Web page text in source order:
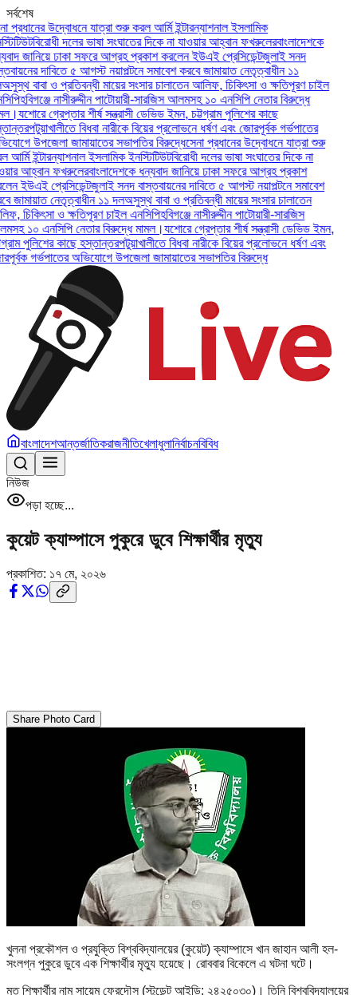
সর্বশেষ
উদ্বোধনে যাত্রা শুরু করল আর্মি ইন্টারন্যাশনাল ইসলামিক
বিরোধী দলের ভাষা সংঘাতের দিকে না যাওয়ার আহ্বান ফখরুলেরবাংলাদেশকে
জানিয়ে ঢাকা সফরে আগ্রহ প্রকাশ করলেন ইউএই প্রেসিডেন্টজুলাই সনদ
দাবিতে ৫ আগস্ট নয়াপল্টনে সমাবেশ করবে জামায়াত নেতৃত্বাধীন ১১
বাবা ও প্রতিবন্ধী মায়ের সংসার চালাতেন আলিফ, চিকিৎসা ও ক্ষতিপূরণ চাইল
হবিগঞ্জে নাসীরুদ্দীন পাটোয়ারী-সারজিস আলমসহ ১০ এনসিপি নেতার বিরুদ্ধে
যশোরে গ্রেপ্তার শীর্ষ সন্ত্রাসী ডেভিড ইমন, চট্টগ্রাম পুলিশের কাছে
পটুয়াখালীতে বিধবা নারীকে বিয়ের প্রলোভনে ধর্ষণ এবং জোরপূর্বক গর্ভপাতের
উপজেলা জামায়াতের সভাপতির বিরুদ্ধেসেনা প্রধানের উদ্বোধনে যাত্রা শুরু
ইন্টারন্যাশনাল ইসলামিক ইনস্টিটিউটবিরোধী দলের ভাষা সংঘাতের দিকে না
আহ্বান ফখরুলেরবাংলাদেশকে ধন্যবাদ জানিয়ে ঢাকা সফরে আগ্রহ প্রকাশ
ইউএই প্রেসিডেন্টজুলাই সনদ বাস্তবায়নের দাবিতে ৫ আগস্ট নয়াপল্টনে সমাবেশ
নেতৃত্বাধীন ১১ দলঅসুস্থ বাবা ও প্রতিবন্ধী মায়ের সংসার চালাতেন
চিকিৎসা ও ক্ষতিপূরণ চাইল এনসিপিহবিগঞ্জে নাসীরুদ্দীন পাটোয়ারী-সারজিস
১০ এনসিপি নেতার বিরুদ্ধে মামল।যশোরে গ্রেপ্তার শীর্ষ সন্ত্রাসী ডেভিড ইমন,
পুলিশের কাছে হস্তান্তরপটুয়াখালীতে বিধবা নারীকে বিয়ের প্রলোভনে ধর্ষণ এবং
গর্ভপাতের অভিযোগে উপজেলা জামায়াতের সভাপতির বিরুদ্ধে
বাংলাদেশআন্তর্জাতিকরাজনীতিখেলাধুলানির্বাচনবিবিধ
নিউজ
পড়া হচ্ছে...
কুয়েট ক্যাম্পাসে পুকুরে ডুবে শিক্ষার্থীর মৃত্যু
প্রকাশিত: ১৭ মে, ২০২৬
Share Photo Card
খুলনা প্রকৌশল ও প্রযুক্তি বিশ্ববিদ্যালয়ের (কুয়েট) ক্যাম্পাসে খান জাহান আলী হল-
সংলগ্ন পুকুরে ডুবে এক শিক্ষার্থীর মৃত্যু হয়েছে। রোববার বিকেলে এ ঘটনা ঘটে।
মৃত শিক্ষার্থীর নাম সায়েম ফেরদৌস (স্টুডেন্ট আইডি: ২৪২৫০৩০)। তিনি বিশ্ববিদ্যালয়ের